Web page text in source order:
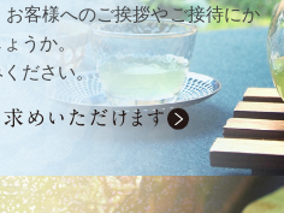
客様へのご挨拶やご接待にか
うか。
ださい。